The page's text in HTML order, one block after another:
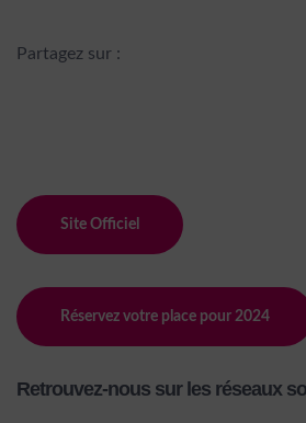
Partagez sur :
Site Officiel
Réservez votre place pour 2024
Retrouvez-nous sur les réseaux